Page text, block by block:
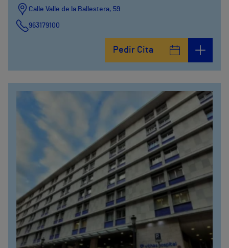
Calle Valle de la Ballestera, 59
963179100
Pedir Cita